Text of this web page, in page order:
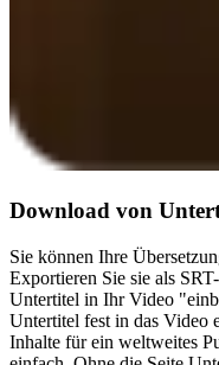
Download von
Sie können Ihre
Exportieren Sie sie als
Untertitel in Ihr Video
Untertitel fest in das Video
Inhalte für ein weltweites